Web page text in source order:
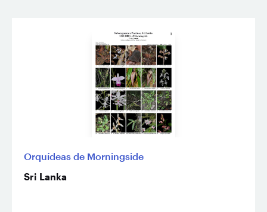
Orquídeas de Morningside
Sri Lanka